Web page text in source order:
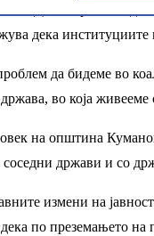
САД и потребата од
дека
да бидеме во
во која живееме
на општина
соседни држави и со
измени на
по преземањето